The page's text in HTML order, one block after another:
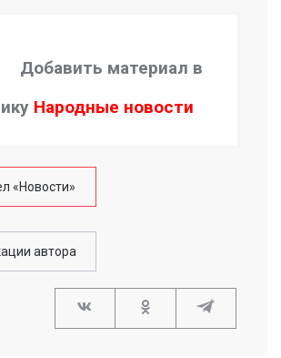
Добавить материал в
Народные новости
«Новости»
автора